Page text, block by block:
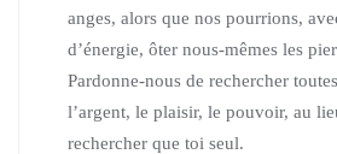
anges, alors que nos pourrions,
d’énergie, ôter nous-mêmes les
Pardonne-nous de rechercher
l’argent, le plaisir, le pouvoir, au
rechercher que toi seul.